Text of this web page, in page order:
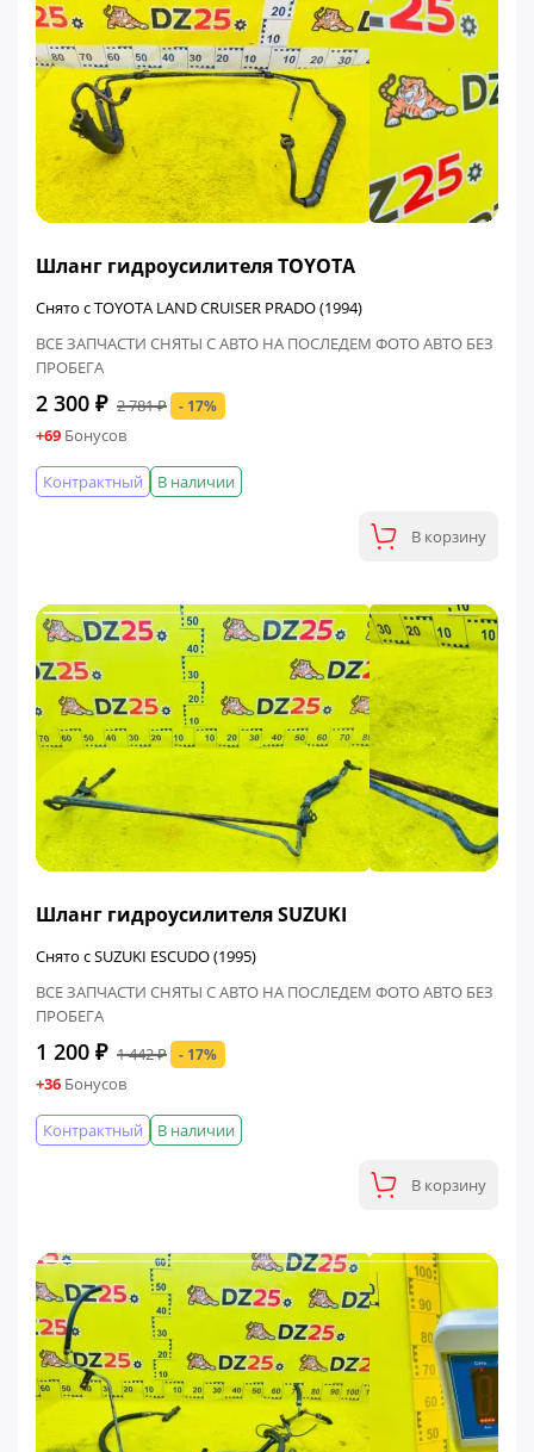
Шланг гидроусилителя TOYOTA
Снято с TOYOTA LAND CRUISER PRADO (1994)
ВСЕ ЗАПЧАСТИ СНЯТЫ С АВТО НА ПОСЛЕДЕМ ФОТО АВТО БЕЗ
ПРОБЕГА
2 300 ₽ 2 781 ₽ - 17%
+69 Бонусов
В наличии
Контрактный
В корзину
Шланг гидроусилителя SUZUKI
Снято с SUZUKI ESCUDO (1995)
ВСЕ ЗАПЧАСТИ СНЯТЫ С АВТО НА ПОСЛЕДЕМ ФОТО АВТО БЕЗ
ПРОБЕГА
1 200 ₽ 1 442 ₽ - 17%
+36 Бонусов
В наличии
Контрактный
В корзину